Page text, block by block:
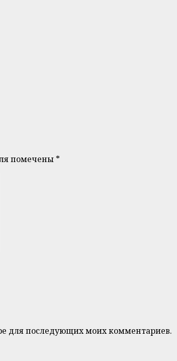
помечены *
для последующих моих комментариев.